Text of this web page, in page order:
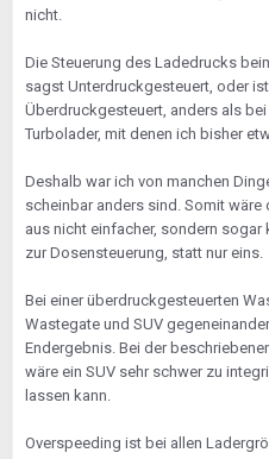
nicht.
Die Steuerung des Ladedrucks
sagst Unterdruckgesteuert, oder
Überdruckgesteuert, anders als
Turbolader, mit denen ich bisher
Deshalb war ich von manchen
scheinbar anders sind. Somit wäre
aus nicht einfacher, sondern sogar
zur Dosensteuerung, statt nur eins.
Bei einer überdruckgesteuerten
Wastegate und SUV
Endergebnis. Bei der
wäre ein SUV sehr schwer zu
lassen kann.
Overspeeding ist bei allen